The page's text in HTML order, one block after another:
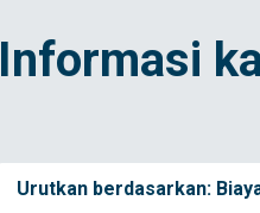
Informasi
Urutkan berdasarkan: